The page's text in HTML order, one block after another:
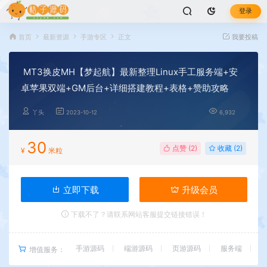
登录
首页 最新资源 手游专区 正文 我要投稿
MT3换皮MH【梦起航】最新整理Linux手工服务端+安
卓苹果双端+GM后台+详细搭建教程+表格+赞助攻略
丫头 2023-10-12 6,932
¥ 30 米粒 点赞 (2) 收藏 (2)
立即下载 升级会员
下载不了？请联系网站客服提交链接错误！
增值服务： 手游源码 端游源码 页游源码 服务端